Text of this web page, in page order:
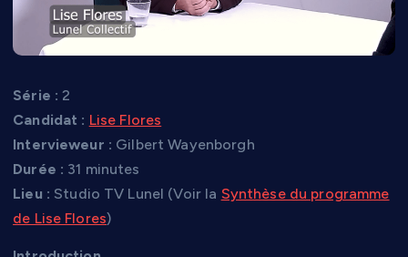
Série : 2
Candidat : Lise Flores
Intervieweur : Gilbert Wayenborgh
Durée : 31 minutes
Lieu : Studio TV Lunel (Voir la Synthèse du programme
de Lise Flores)